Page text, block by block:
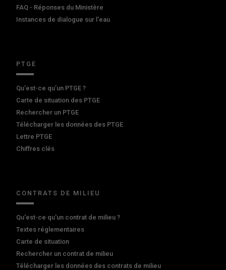
FAQ - Réponses du Ministère
Instances de dialogue sur l'eau
PTGE
Qu’est-ce qu’un PTGE ?
Carte de situation des PTGE
Rechercher un PTGE
Télécharger les données des PTGE
Lettre PTGE
Chiffres clés
CONTRATS DE MILIEU
Qu'est-ce qu'un contrat de milieu ?
Textes réglementaires
Carte de situation
Rechercher un contrat de milieu
Télécharger les données des contrats de milieu